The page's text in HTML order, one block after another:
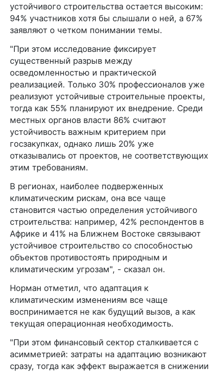
устойчивого строительства остается высоким:
94% участников хотя бы слышали о ней, а 67%
заявляют о четком понимании темы.
"При этом исследование фиксирует
существенный разрыв между
осведомленностью и практической
реализацией. Только 30% профессионалов уже
реализуют устойчивые строительные проекты,
тогда как 55% планируют их внедрение. Среди
местных органов власти 86% считают
устойчивость важным критерием при
госзакупках, однако лишь 20% уже
отказывались от проектов, не соответствующих
этим требованиям.
В регионах, наиболее подверженных
климатическим рискам, она все чаще
становится частью определения устойчивого
строительства: например, 42% респондентов в
Африке и 41% на Ближнем Востоке связывают
устойчивое строительство со способностью
объектов противостоять природным и
климатическим угрозам", - сказал он.
Норман отметил, что адаптация к
климатическим изменениям все чаще
воспринимается не как будущий вызов, а как
текущая операционная необходимость.
"При этом финансовый сектор сталкивается с
асимметрией: затраты на адаптацию возникают
сразу, тогда как эффект выражается в снижении